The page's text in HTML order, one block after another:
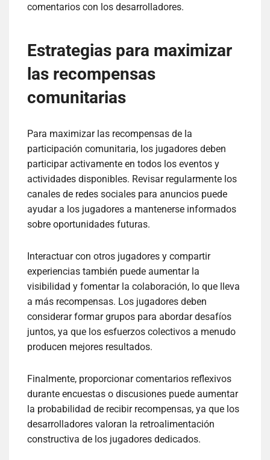
comentarios con los desarrolladores.
Estrategias para maximizar
las recompensas
comunitarias
Para maximizar las recompensas de la
participación comunitaria, los jugadores deben
participar activamente en todos los eventos y
actividades disponibles. Revisar regularmente los
canales de redes sociales para anuncios puede
ayudar a los jugadores a mantenerse informados
sobre oportunidades futuras.
Interactuar con otros jugadores y compartir
experiencias también puede aumentar la
visibilidad y fomentar la colaboración, lo que lleva
a más recompensas. Los jugadores deben
considerar formar grupos para abordar desafíos
juntos, ya que los esfuerzos colectivos a menudo
producen mejores resultados.
Finalmente, proporcionar comentarios reflexivos
durante encuestas o discusiones puede aumentar
la probabilidad de recibir recompensas, ya que los
desarrolladores valoran la retroalimentación
constructiva de los jugadores dedicados.